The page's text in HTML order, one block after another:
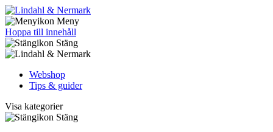
Meny
Hoppa till innehåll
Stäng
Webshop
Tips & guider
Visa kategorier
Stäng